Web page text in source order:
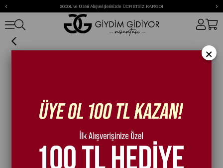
2000₺ ve Üzeri Alışverişlerinizde ÜCRETSİZ KARGO!
‹ ›
Tawny Kristal Taşlı Ayakkabı Gümüş
×